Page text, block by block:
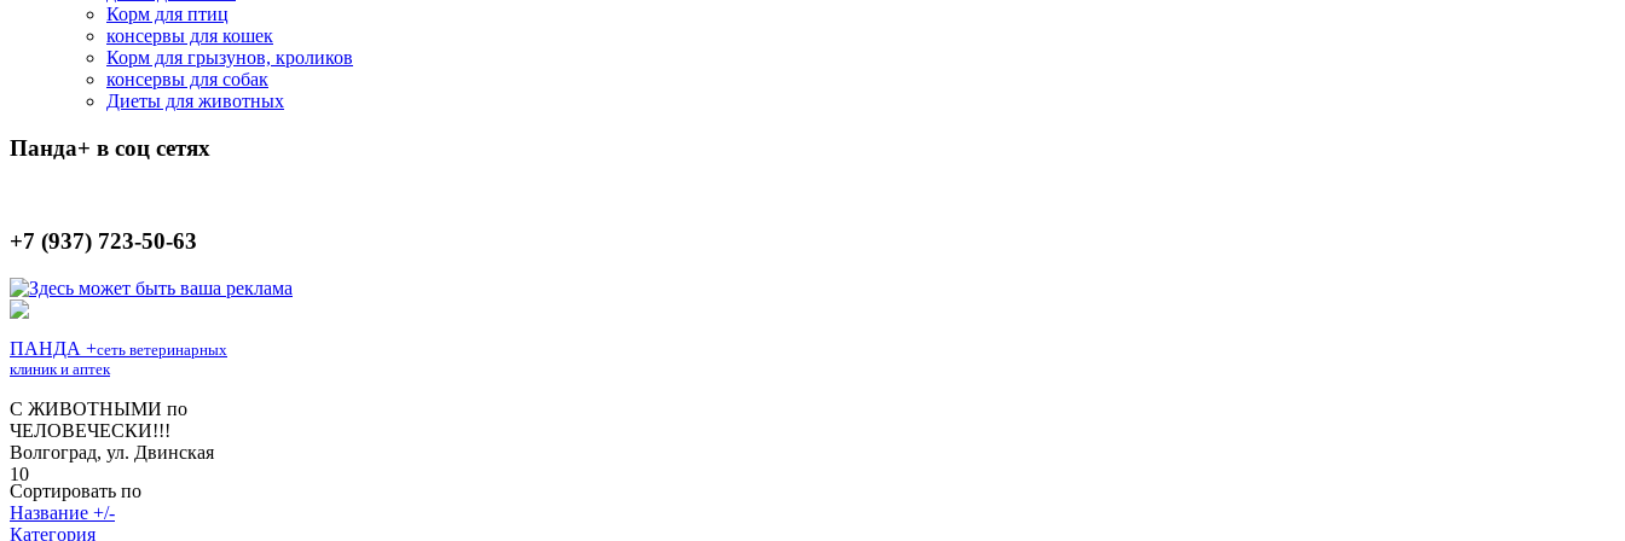
Корм для птиц
консервы для кошек
Корм для грызунов, кроликов
консервы для собак
Диеты для животных
Панда+ в соц сетях
+7 (937) 723-50-63
Сортировать по
Название +/-
Категория